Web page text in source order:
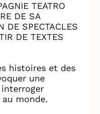
TEATRO
DE SA
DE SPECTACLES
DE TEXTES
histoires et des
une
monde.